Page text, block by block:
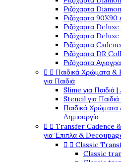
Ριζόχαρτα
Ριζόχαρτα 90X90
Ριζόχαρτα
Ριζόχαρτα
Ριζόχαρτα
Ριζόχαρτα DR
Ριζόχαρτα
  Παιδικά Χρώματα &
για Παιδιά
Slime για Παιδιά
Stencil για
Παιδικά Χρώματα
Δημιουργία
  Transfer Cadence
για Έπιπλα &
  Classic
Classic